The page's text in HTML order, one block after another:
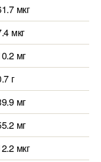
мкг
мкг
мг
г
мг
мг
мкг